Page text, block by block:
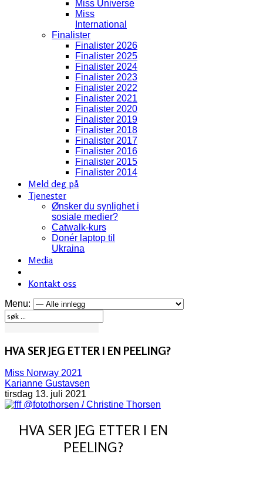
Miss Universe
Miss
International
Finalister
Finalister 2026
Finalister 2025
Finalister 2024
Finalister 2023
Finalister 2022
Finalister 2021
Finalister 2020
Finalister 2019
Finalister 2018
Finalister 2017
Finalister 2016
Finalister 2015
Finalister 2014
Meld deg på
Tjenester
Ønsker du synlighet i
sosiale medier?
Catwalk-kurs
Donér laptop til
Ukraina
Media
Kontakt oss
Menu:
HVA SER JEG ETTER I EN PEELING?
Miss Norway 2021
Karianne Gustavsen
tirsdag 13. juli 2021
@fotothorsen / Christine Thorsen
HVA SER JEG ETTER I EN
PEELING?